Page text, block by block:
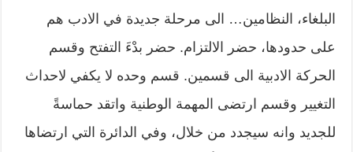
البلغاء، النظامين… الى مرحلة جديدة في الادب هم
على حدودها، حضر الالتزام. حضر بدْءَ التفتح وقسم
الحركة الادبية الى قسمين. قسم وحده لا يكفي لاحداث
التغيير وقسم ارتضى المهمة الوطنية واتقد حماسةً
للجديد وانه سيجدد من خلال، وفي الدائرة التي ارتضاها